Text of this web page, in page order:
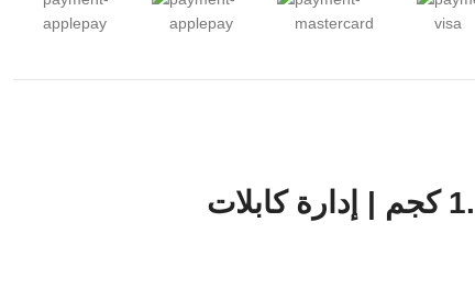
ذراع مايك احترافي من ماجيستي | ألومنيوم | دوران 360° | حمولة 1.5 كجم | إدارة كابلات